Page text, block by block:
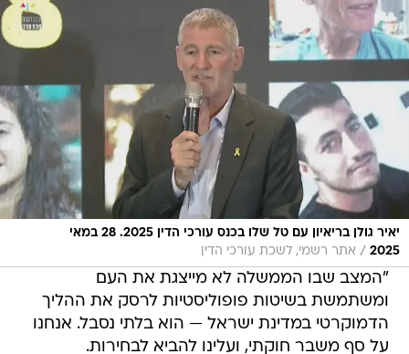
יאיר גולן בריאיון עם טל שלו בכנס עורכי הדין 2025. 28 במאי
2025
/ אתר רשמי, לשכת עורכי הדין
"המצב שבו הממשלה לא מייצגת את העם
ומשתמשת בשיטות פופוליסטיות לרסק את ההליך
הדמוקרטי במדינת ישראל — הוא בלתי נסבל. אנחנו
על סף משבר חוקתי, ועלינו להביא לבחירות.